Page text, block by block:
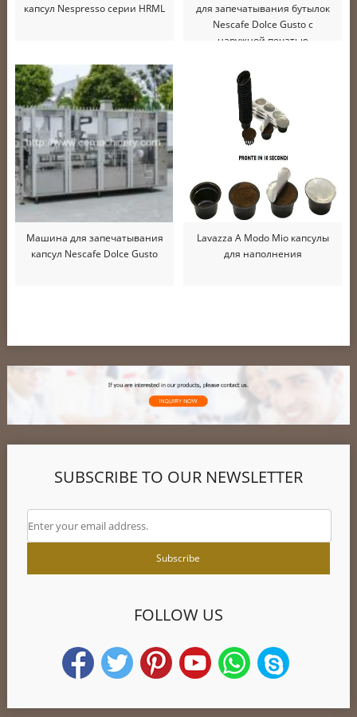
капсул Nespresso серии HRML
для запечатывания бутылок
Nescafe Dolce Gusto с
наружной печатью
Машина для запечатывания
капсул Nescafe Dolce Gusto
Lavazza A Modo Mio капсулы
для наполнения
SUBSCRIBE TO OUR NEWSLETTER
FOLLOW US